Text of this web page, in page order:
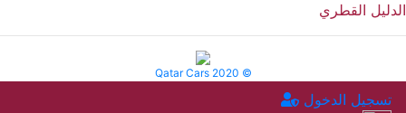
الدليل القطري
Qatar Cars 2020 ©
تسجيل الدخول